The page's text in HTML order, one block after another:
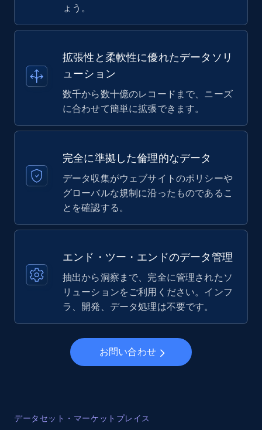
ょう。
拡張性と柔軟性に優れたデータソリ
ューション
数千から数十億のレコードまで、ニーズ
に合わせて簡単に拡張できます。
完全に準拠した倫理的なデータ
データ収集がウェブサイトのポリシーや
グローバルな規制に沿ったものであるこ
とを確認する。
エンド・ツー・エンドのデータ管理
抽出から洞察まで、完全に管理されたソ
リューションをご利用ください。インフ
ラ、開発、データ処理は不要です。
お問い合わせ
データセット・マーケットプレイス